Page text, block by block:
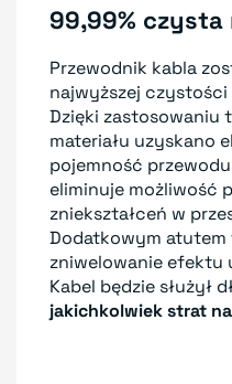
99,99% czysta
Przewodnik kabla
najwyższej czystości
Dzięki zastosowaniu
materiału uzyskano
pojemność
eliminuje możliwość
zniekształceń w
Dodatkowym atutem
zniwelowanie efektu
Kabel będzie służył
jakichkolwiek strat